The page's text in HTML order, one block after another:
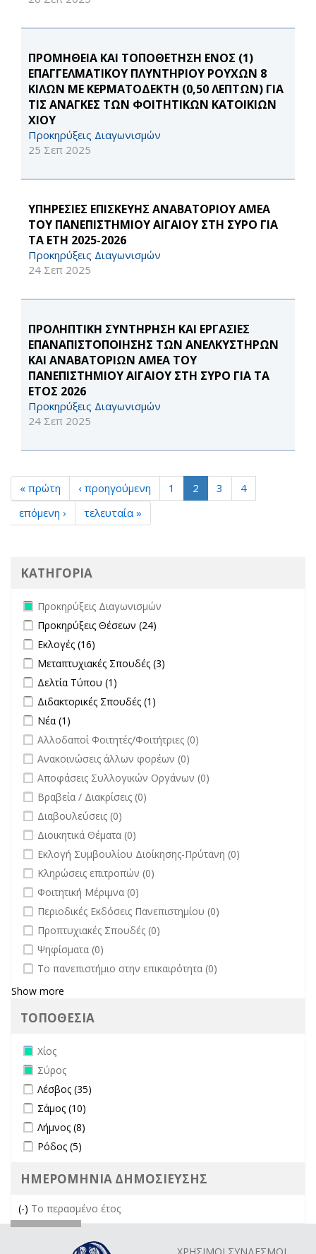
ΠΡΟΜΗΘΕΙΑ ΚΑΙ ΤΟΠΟΘΕΤΗΣΗ ΕΝΟΣ (1)
ΕΠΑΓΓΕΛΜΑΤΙΚΟΥ ΠΛΥΝΤΗΡΙΟΥ ΡΟΥΧΩΝ 8
ΚΙΛΩΝ ΜΕ ΚΕΡΜΑΤΟΔΕΚΤΗ (0,50 ΛΕΠΤΩΝ) ΓΙΑ
ΤΙΣ ΑΝΑΓΚΕΣ ΤΩΝ ΦΟΙΤΗΤΙΚΩΝ ΚΑΤΟΙΚΙΩΝ
ΧΙΟΥ
Προκηρύξεις Διαγωνισμών
25 Σεπ 2025
ΥΠΗΡΕΣΙΕΣ ΕΠΙΣΚΕΥΗΣ ΑΝΑΒΑΤΟΡΙΟΥ ΑΜΕΑ
ΤΟΥ ΠΑΝΕΠΙΣΤΗΜΙΟΥ ΑΙΓΑΙΟΥ ΣΤΗ ΣΥΡΟ ΓΙΑ
ΤΑ ΕΤΗ 2025-2026
Προκηρύξεις Διαγωνισμών
24 Σεπ 2025
ΠΡΟΛΗΠΤΙΚΗ ΣΥΝΤΗΡΗΣΗ ΚΑΙ ΕΡΓΑΣΙΕΣ
ΕΠΑΝΑΠΙΣΤΟΠΟΙΗΣΗΣ ΤΩΝ ΑΝΕΛΚΥΣΤΗΡΩΝ
ΚΑΙ ΑΝΑΒΑΤΟΡΙΩΝ ΑΜΕΑ ΤΟΥ
ΠΑΝΕΠΙΣΤΗΜΙΟΥ ΑΙΓΑΙΟΥ ΣΤΗ ΣΥΡΟ ΓΙΑ ΤΑ
ΕΤΟΣ 2026
Προκηρύξεις Διαγωνισμών
24 Σεπ 2025
« πρώτη ‹ προηγούμενη 1 2 3
4
επόμενη ›
τελευταία »
ΚΑΤΗΓΟΡΙΑ
Remove Προκηρύξεις Διαγωνισμών filter
Προκηρύξεις Διαγωνισμών
Apply Προκηρύξεις Θέσεων filter
Προκηρύξεις Θέσεων (24)
Apply Εκλογές filter
Εκλογές (16)
Apply Μεταπτυχιακές Σπουδές filter
Μεταπτυχιακές Σπουδές (3)
Apply Δελτία Τύπου filter
Δελτία Τύπου (1)
Apply Διδακτορικές Σπουδές filter
Διδακτορικές Σπουδές (1)
Apply Νέα filter
Νέα (1)
undefined
Αλλοδαποί Φοιτητές/Φοιτήτριες (0)
undefined
Ανακοινώσεις άλλων φορέων (0)
undefined
Αποφάσεις Συλλογικών Οργάνων (0)
undefined
Βραβεία / Διακρίσεις (0)
undefined
Διαβουλεύσεις (0)
undefined
Διοικητικά Θέματα (0)
undefined
Εκλογή Συμβουλίου Διοίκησης-Πρύτανη (0)
undefined
Κληρώσεις επιτροπών (0)
undefined
Φοιτητική Μέριμνα (0)
undefined
Περιοδικές Εκδόσεις Πανεπιστημίου (0)
undefined
Προπτυχιακές Σπουδές (0)
undefined
Ψηφίσματα (0)
undefined
Το πανεπιστήμιο στην επικαιρότητα (0)
Show more
ΤΟΠΟΘΕΣΙΑ
Remove Χίος filter
Χίος
Remove Σύρος filter
Σύρος
Apply Λέσβος filter
Λέσβος (35)
Apply Σάμος filter
Σάμος (10)
Apply Λήμνος filter
Λήμνος (8)
Apply Ρόδος filter
Ρόδος (5)
ΗΜΕΡΟΜΗΝΙΑ ΔΗΜΟΣΙΕΥΣΗΣ
(-) Remove Το περασμένο έτος filter
Το περασμένο έτος